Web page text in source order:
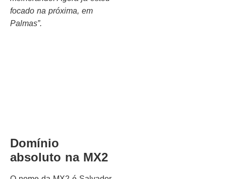
focado na próxima, em
Palmas”.
Domínio
absoluto na MX2